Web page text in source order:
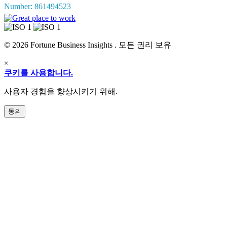
Number: 861494523
© 2026 Fortune Business Insights . 모든 권리 보유
×
쿠키를 사용합니다.
사용자 경험을 향상시키기 위해.
동의